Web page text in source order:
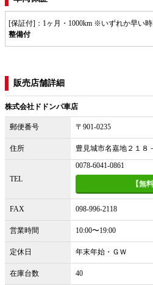
[保証付]：1ヶ月・1000km ※いずれか早い
整備付
販売店舗詳細
株式会社ドドンパ車店
郵便番号 〒901-0235
住所 豊見城市名嘉地２１８
TEL
0078-6041-0861
【無
FAX 098-996-2118
営業時間 10:00〜19:00
定休日 年末年始・ＧＷ
在庫台数 40